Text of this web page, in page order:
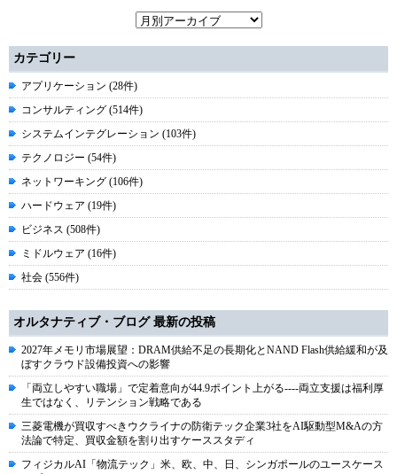
カテゴリー
アプリケーション (28件)
コンサルティング (514件)
システムインテグレーション (103件)
テクノロジー (54件)
ネットワーキング (106件)
ハードウェア (19件)
ビジネス (508件)
ミドルウェア (16件)
社会 (556件)
オルタナティブ・ブログ 最新の投稿
2027年メモリ市場展望：DRAM供給不足の長期化とNAND Flash供給緩和が及
ぼすクラウド設備投資への影響
「両立しやすい職場」で定着意向が44.9ポイント上がる----両立支援は福利厚
生ではなく、リテンション戦略である
三菱電機が買収すべきウクライナの防衛テック企業3社をAI駆動型M&Aの方
法論で特定、買収金額を割り出すケーススタディ
フィジカルAI「物流テック」米、欧、中、日、シンガポールのユースケース